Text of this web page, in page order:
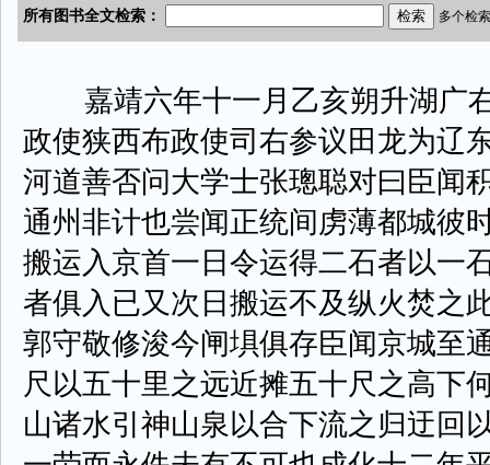
嘉靖六年十一月乙亥朔升湖广
政使狭西布政使司右参议田龙为辽
河道善否问大学士张璁聪对曰臣闻
通州非计也尝闻正统间虏薄都城彼
搬运入京首一日令运得二石者以一
者俱入已又次日搬运不及纵火焚之
郭守敬修浚今闸埧俱存臣闻京城至
尺以五十里之远近摊五十尺之高下
山诸水引神山泉以合下流之归迂回